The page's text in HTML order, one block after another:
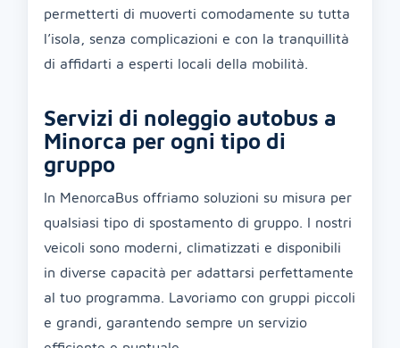
permetterti di muoverti comodamente su tutta
l’isola, senza complicazioni e con la tranquillità
di affidarti a esperti locali della mobilità.
Servizi di noleggio autobus a
Minorca per ogni tipo di
gruppo
In MenorcaBus offriamo soluzioni su misura per
qualsiasi tipo di spostamento di gruppo. I nostri
veicoli sono moderni, climatizzati e disponibili
in diverse capacità per adattarsi perfettamente
al tuo programma. Lavoriamo con gruppi piccoli
e grandi, garantendo sempre un servizio